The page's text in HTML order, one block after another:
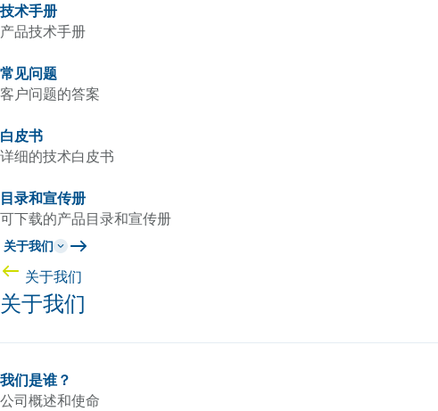
技术手册
产品技术手册
常见问题
客户问题的答案
白皮书
详细的技术白皮书
目录和宣传册
可下载的产品目录和宣传册
关于我们
关于我们
关于我们
我们是谁？
公司概述和使命